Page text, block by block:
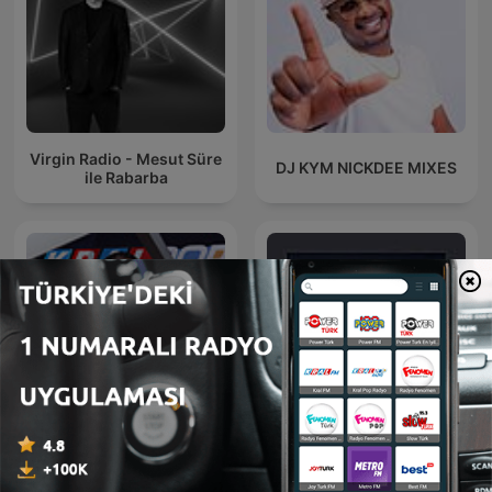
Virgin Radio - Mesut Süre
ile Rabarba
DJ KYM NICKDEE MIXES
Bay J இசைத் தென்றல்